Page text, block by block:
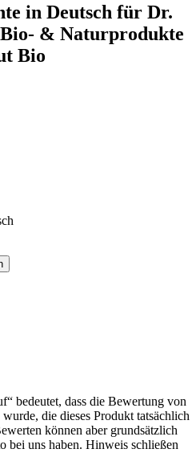
in Deutsch für Dr.
& Naturprodukte
Bio
bedeutet, dass die Bewertung von
die dieses Produkt tatsächlich
können aber grundsätzlich
bei uns haben. Hinweis schließen